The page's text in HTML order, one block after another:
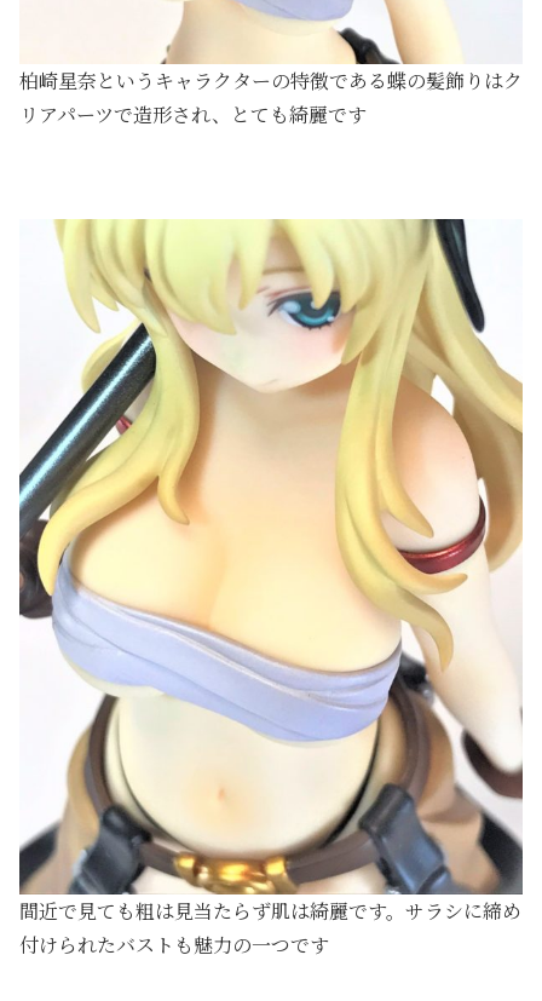
柏崎星奈というキャラクターの特徴である蝶の髪飾りはク
リアパーツで造形され、とても綺麗です
間近で見ても粗は見当たらず肌は綺麗です。サラシに締め
付けられたバストも魅力の一つです